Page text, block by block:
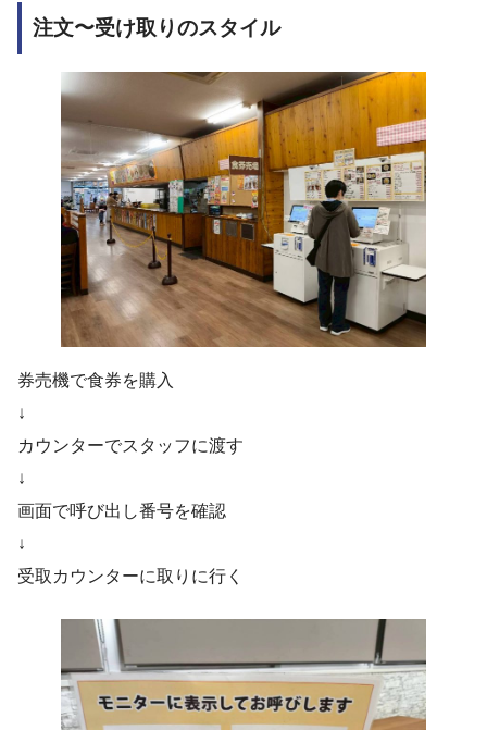
注文〜受け取りのスタイル
券売機で食券を購入
↓
カウンターでスタッフに渡す
↓
画面で呼び出し番号を確認
↓
受取カウンターに取りに行く